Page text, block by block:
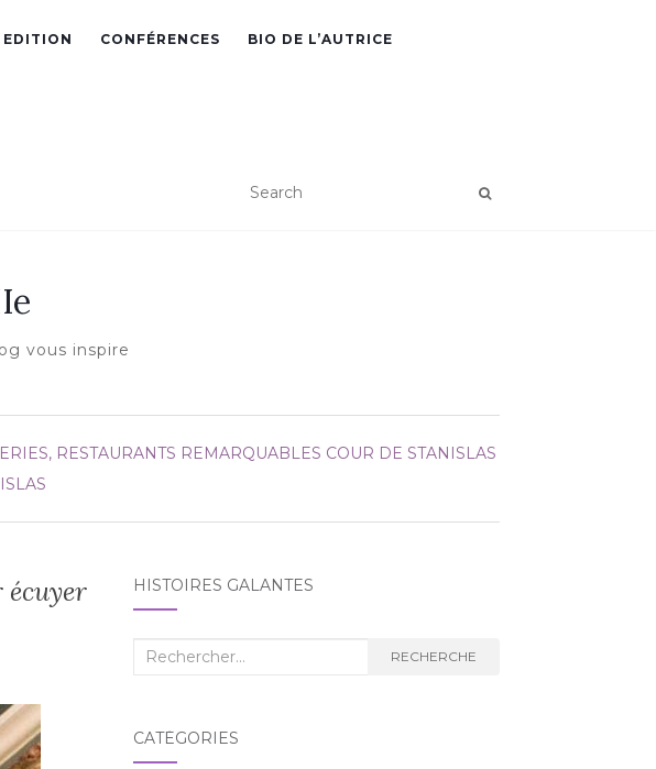
EDITION CONFÉRENCES BIO DE L’AUTRICE
vous inspire
RESTAURANTS REMARQUABLES COUR DE STANISLAS
écuyer
HISTOIRES GALANTES
Recherche
RECHERCHE
CATÉGORIES